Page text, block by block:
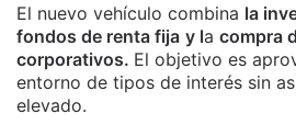
El nuevo vehículo combina la
fondos de renta fija y la compra
corporativos. El objetivo es
entorno de tipos de interés sin
elevado.